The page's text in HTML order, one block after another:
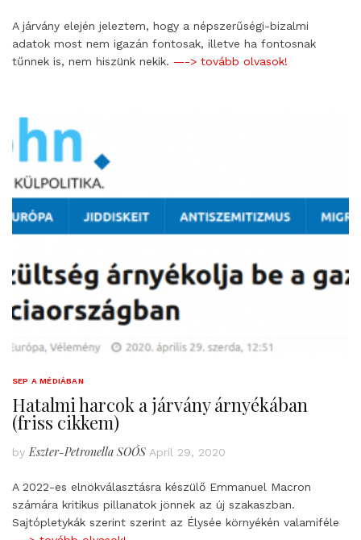
A járvány elején jeleztem, hogy a népszerűségi-bizalmi
adatok most nem igazán fontosak, illetve ha fontosnak
tűnnek is, nem hiszünk nekik. —-> tovább olvasok!
SEP A MÉDIÁBAN
Hatalmi harcok a járvány árnyékában
(friss cikkem)
by Eszter-Petronella SOÓS April 29, 2020
A 2022-es elnökválasztásra készülő Emmanuel Macron
számára kritikus pillanatok jönnek az új szakaszban.
Sajtópletykák szerint szerint az Élysée környékén valamiféle